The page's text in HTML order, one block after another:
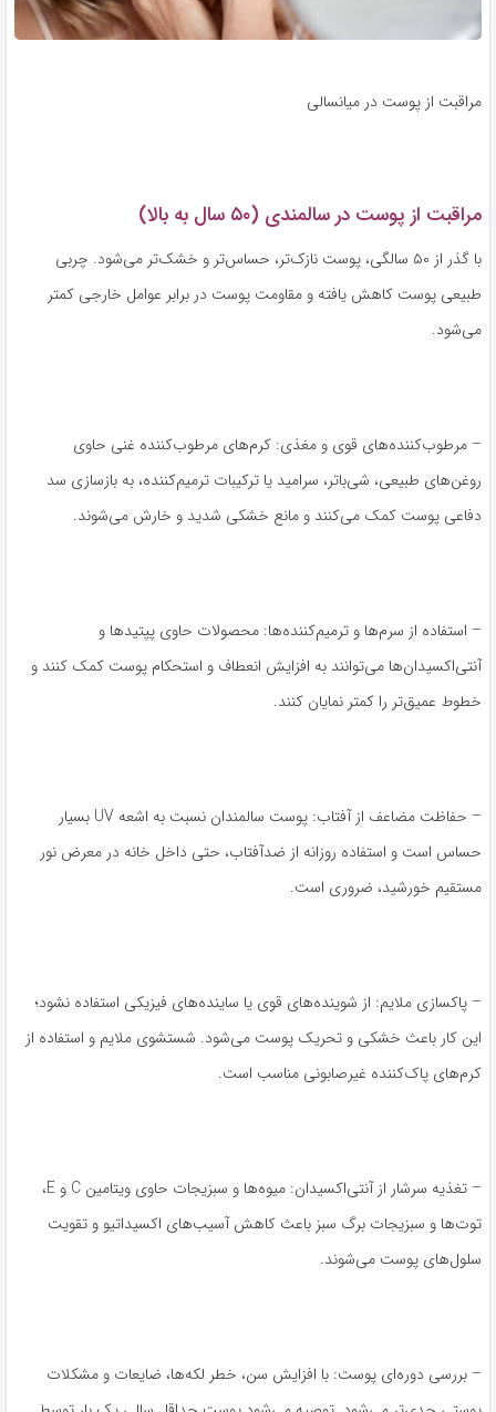
مراقبت از پوست در میانسالی
مراقبت از پوست در سالمندی (۵۰ سال به بالا)
با گذر از ۵۰ سالگی، پوست نازک‌تر، حساس‌تر و خشک‌تر می‌شود. چربی
طبیعی پوست کاهش یافته و مقاومت پوست در برابر عوامل خارجی کمتر
می‌شود.
– مرطوب‌کننده‌های قوی و مغذی: کرم‌های مرطوب‌کننده غنی حاوی
روغن‌های طبیعی، شی‌باتر، سرامید یا ترکیبات ترمیم‌کننده، به بازسازی سد
دفاعی پوست کمک می‌کنند و مانع خشکی شدید و خارش می‌شوند.
– استفاده از سرم‌ها و ترمیم‌کننده‌ها: محصولات حاوی پپتیدها و
آنتی‌اکسیدان‌ها می‌توانند به افزایش انعطاف و استحکام پوست کمک کنند و
خطوط عمیق‌تر را کمتر نمایان کنند.
– حفاظت مضاعف از آفتاب: پوست سالمندان نسبت به اشعه UV بسیار
حساس است و استفاده روزانه از ضدآفتاب، حتی داخل خانه در معرض نور
مستقیم خورشید، ضروری است.
– پاکسازی ملایم: از شوینده‌های قوی یا ساینده‌های فیزیکی استفاده نشود؛
این کار باعث خشکی و تحریک پوست می‌شود. شستشوی ملایم و استفاده از
کرم‌های پاک‌کننده غیرصابونی مناسب است.
– تغذیه سرشار از آنتی‌اکسیدان: میوه‌ها و سبزیجات حاوی ویتامین C و E،
توت‌ها و سبزیجات برگ سبز باعث کاهش آسیب‌های اکسیداتیو و تقویت
سلول‌های پوست می‌شوند.
– بررسی دوره‌ای پوست: با افزایش سن، خطر لکه‌ها، ضایعات و مشکلات